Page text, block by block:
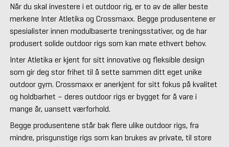
Når du skal investere i et outdoor rig, er to av de aller beste
merkene Inter Atletika og Crossmaxx. Begge produsentene er
spesialister innen modulbaserte treningsstativer, og de har
produsert solide outdoor rigs som kan møte ethvert behov.
Inter Atletika er kjent for sitt innovative og fleksible design
som gir deg stor frihet til å sette sammen ditt eget unike
outdoor gym. Crossmaxx er anerkjent for sitt fokus på kvalitet
og holdbarhet – deres outdoor rigs er bygget for å vare i
mange år, uansett værforhold.
Begge produsentene står bak flere ulike outdoor rigs, fra
mindre, prisgunstige rigs som kan brukes av private, til store